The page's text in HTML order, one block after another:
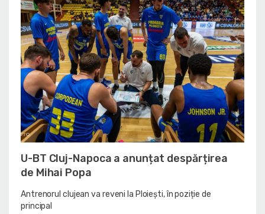
U-BT Cluj-Napoca a anunțat despărțirea
de Mihai Popa
Antrenorul clujean va reveni la Ploiești, în poziție de
principal